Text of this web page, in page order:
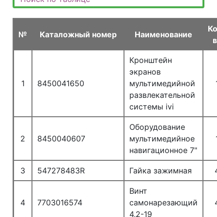
№ Каталожный номер Наименование
1 8450041650
Кронштейн
экранов
мультимедийной
развлекательной
системы ivi
2 8450040607
Оборудование
мультимедийное
навигационное 7"
3 547278483R Гайка зажимная
4 7703016574
Винт
самонарезающий
4,2-19